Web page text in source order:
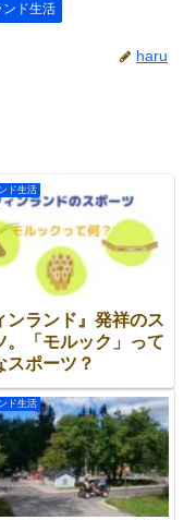
ンド生活
haru
ド生活
ンランド』発祥のス
。「モルック」って
スポーツ？
ド生活